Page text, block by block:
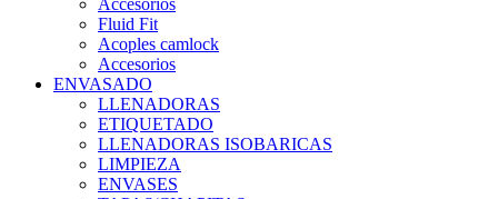
Accesorios
Fluid Fit
Acoples camlock
Accesorios
ENVASADO
LLENADORAS
ETIQUETADO
LLENADORAS ISOBARICAS
LIMPIEZA
ENVASES